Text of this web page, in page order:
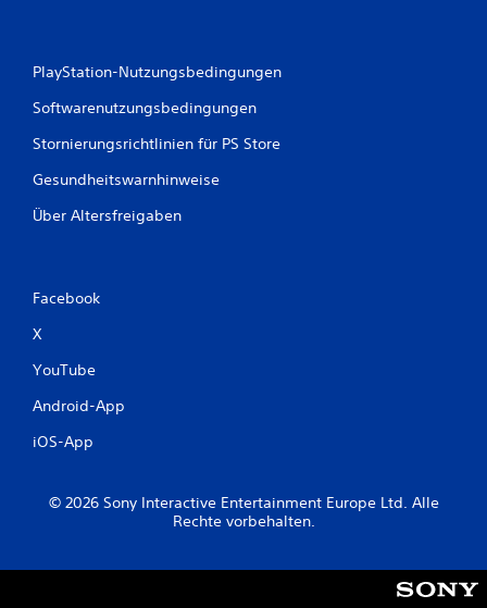
PlayStation-Nutzungsbedingungen
Softwarenutzungsbedingungen
Stornierungsrichtlinien für PS Store
Gesundheitswarnhinweise
Über Altersfreigaben
Facebook
X
YouTube
Android-App
iOS-App
© 2026 Sony Interactive Entertainment Europe Ltd. Alle
Rechte vorbehalten.